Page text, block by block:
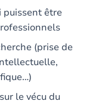
puissent être
(prise de
le vécu du